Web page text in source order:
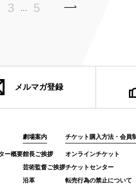
3 5
メルマガ登録
ー概要
劇場案内
館長ご挨拶
芸術監督ご挨拶
沿革
チケット購入方法・会員
オンラインチケット
チケットセンター
転売行為の禁止について